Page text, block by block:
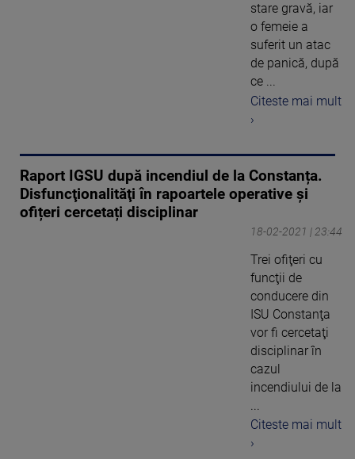
stare gravă, iar
o femeie a
suferit un atac
de panică, după
ce ...
Citeste mai mult
›
Raport IGSU după incendiul de la Constanța.
Disfuncţionalităţi în rapoartele operative și
ofițeri cercetați disciplinar
18-02-2021 | 23:44
Trei ofiţeri cu
funcţii de
conducere din
ISU Constanţa
vor fi cercetaţi
disciplinar în
cazul
incendiului de la
Citeste mai mult
›